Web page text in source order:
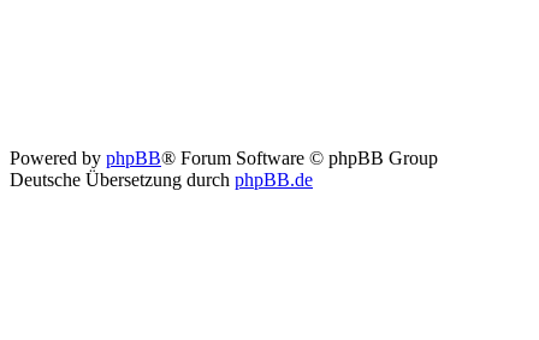
Powered by phpBB® Forum Software © phpBB Group
Deutsche Übersetzung durch phpBB.de